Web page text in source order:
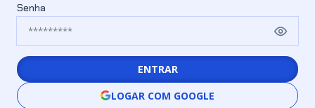
Senha
ENTRAR
LOGAR COM GOOGLE